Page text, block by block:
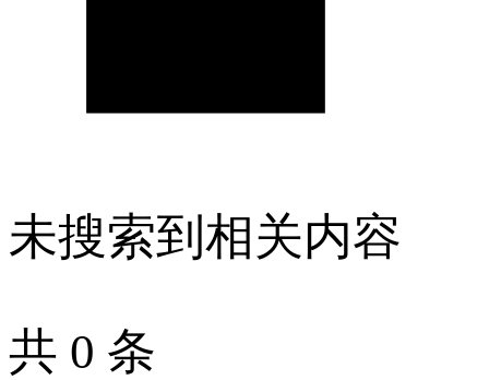
未搜索到相关内容
共 0 条